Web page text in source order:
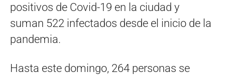
positivos de Covid-19 en la ciudad y
suman 522 infectados desde el inicio de la
pandemia.
Hasta este domingo, 264 personas se